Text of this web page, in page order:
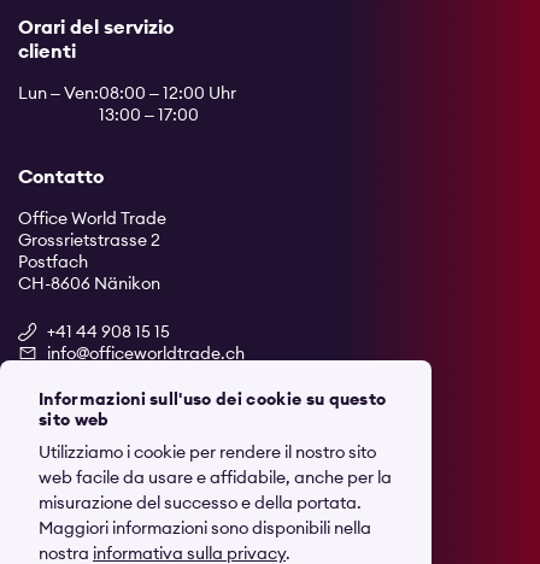
Contatto
Office World Trade
Grossrietstrasse 2
Postfach
CH-8606 Nänikon
+41 44 908 15 15
info@officeworldtrade.ch
Social Media
Orari del servizio
clienti
Lun – Ven:08:00 – 12:00 Uhr
13:00 – 17:00
Informazioni sull'uso dei cookie su questo
sito web
Utilizziamo i cookie per rendere il nostro sito
web facile da usare e affidabile, anche per la
misurazione del successo e della portata.
Maggiori informazioni sono disponibili nella
nostra informativa sulla privacy.